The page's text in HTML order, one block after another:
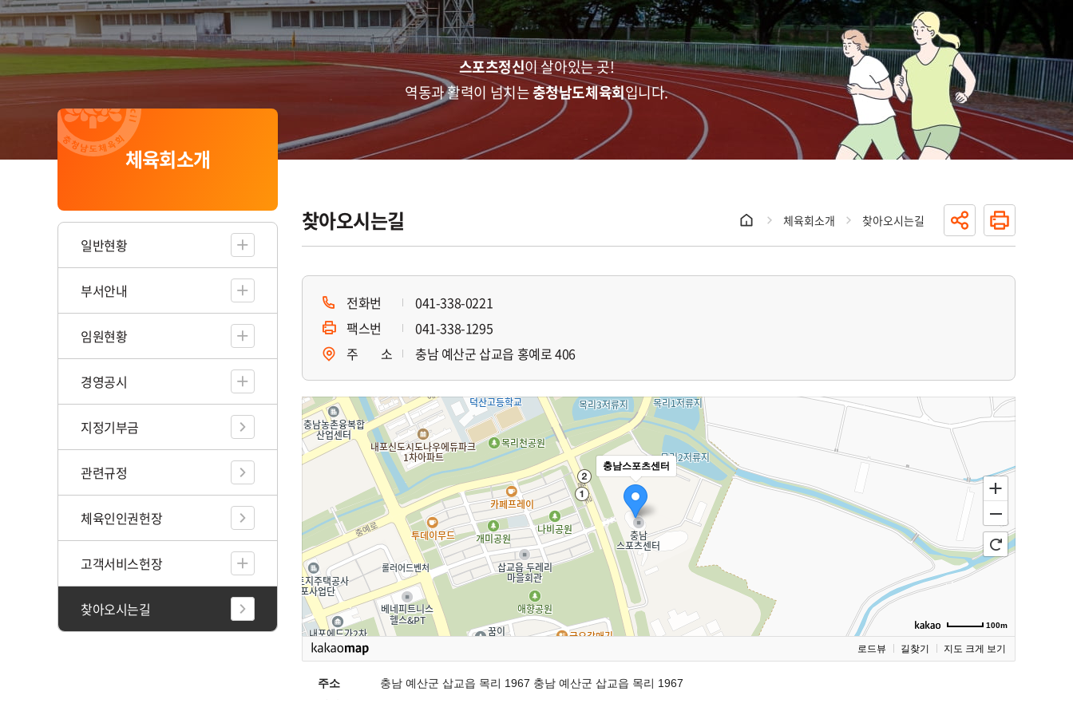
본문 바로가기
주메뉴 바로가기
스포츠정신이 살아있는 곳!
역동과 활력이 넘치는충청남도체육회입니다.
체육회소개
일반현황
부서안내
임원현황
경영공시
지정기부금
관련규정
체육인인권헌장
고객서비스헌장
찾아오시는길
찾아오시는길 체육회소개 찾아오시는길
공유하기인쇄하기
전화번
호
041-338-0221
팩스번
호
041-338-1295
주 소
충남 예산군 삽교읍 홍예로 406
충남스포츠센터
100m
로드뷰 길찾기 지도 크게 보기
주소
충남 예산군 삽교읍 목리 1967 충남 예산군 삽교읍 목리 1967